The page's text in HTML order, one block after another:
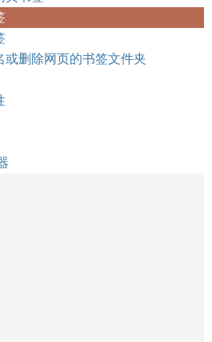
或删除网页的书签文件夹